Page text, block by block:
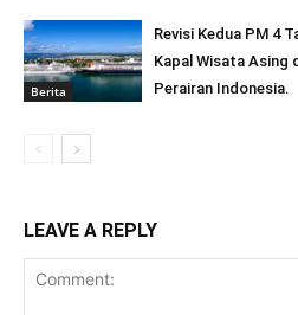
Berita
Revisi Kedua PM 4
Kapal Wisata Asing
Perairan Indonesia.
LEAVE A REPLY